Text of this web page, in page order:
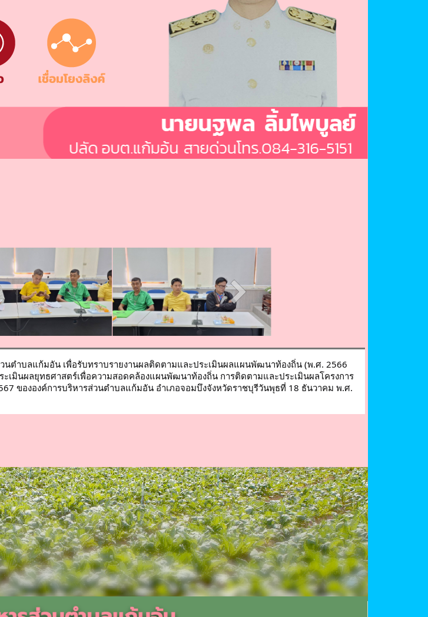
ตำบลแก้มอัน เพื่อรับทราบรายงานผลติดตามและประเมินผลแผนพัฒนาท้องถิ่น (พ.ศ. 2566
เมินผลยุทธศาสตร์เพื่อความสอดคล้องแผนพัฒนาท้องถิ่น การติดตามและประเมินผลโครงการ
ขององค์การบริหารส่วนตำบลแก้มอัน อำเภอจอมบึงจังหวัดราชบุรีวันพุธที่ 18 ธันวาคม พ.ศ.